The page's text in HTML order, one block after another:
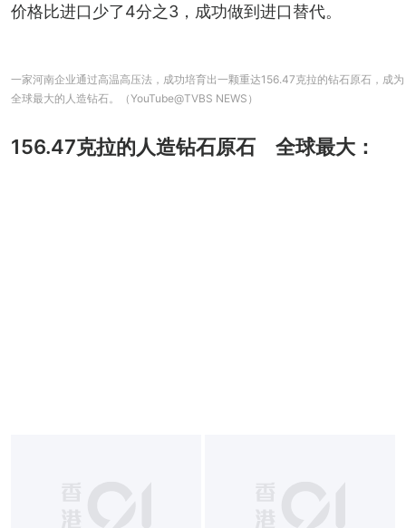
价格比进口少了4分之3，成功做到进口替代。
一家河南企业通过高温高压法，成功培育出一颗重达156.47克拉的钻石原石，成为
全球最大的人造钻石。（YouTube@TVBS NEWS）
156.47克拉的人造钻石原石 全球最大：